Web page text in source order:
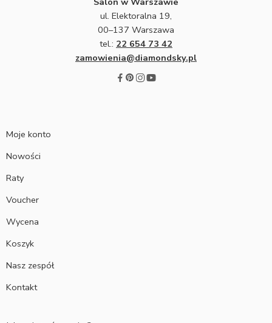
ul. Elektoralna 19,
00–137 Warszawa
tel.: 22 654 73 42
zamowienia@diamondsky.pl
Moje konto
Nowości
Raty
Voucher
Wycena
Koszyk
Nasz zespół
Kontakt